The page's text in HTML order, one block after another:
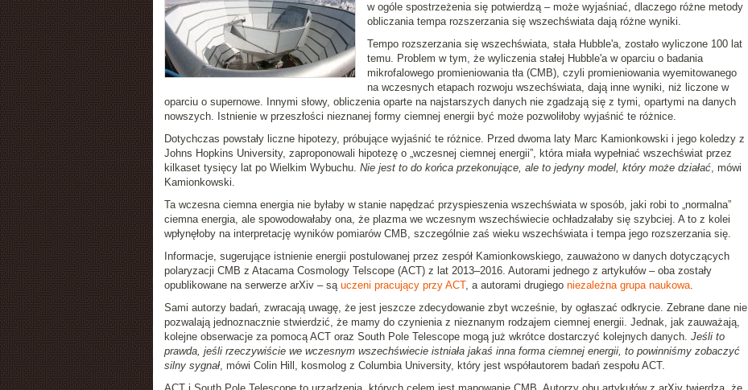
w ogóle spostrzeżenia się potwierdzą – może wyjaśniać, dlaczego różne metody
obliczania tempa rozszerzania się wszechświata dają różne wyniki.
Tempo rozszerzania się wszechświata, stała Hubble'a, zostało wyliczone 100 lat
temu. Problem w tym, że wyliczenia stałej Hubble'a w oparciu o badania
mikrofalowego promieniowania tła (CMB), czyli promieniowania wyemitowanego
na wczesnych etapach rozwoju wszechświata, dają inne wyniki, niż liczone w
oparciu o supernowe. Innymi słowy, obliczenia oparte na najstarszych danych nie zgadzają się z tymi, opartymi na danych
nowszych. Istnienie w przeszłości nieznanej formy ciemnej energii być może pozwoliłoby wyjaśnić te różnice.
Dotychczas powstały liczne hipotezy, próbujące wyjaśnić te różnice. Przed dwoma laty Marc Kamionkowski i jego koledzy z
Johns Hopkins University, zaproponowali hipotezę o „wczesnej ciemnej energii”, która miała wypełniać wszechświat przez
kilkaset tysięcy lat po Wielkim Wybuchu. Nie jest to do końca przekonujące, ale to jedyny model, który może działać, mówi
Kamionkowski.
Ta wczesna ciemna energia nie byłaby w stanie napędzać przyspieszenia wszechświata w sposób, jaki robi to „normalna”
ciemna energia, ale spowodowałaby ona, że plazma we wczesnym wszechświecie ochładzałaby się szybciej. A to z kolei
wpłynęłoby na interpretację wyników pomiarów CMB, szczególnie zaś wieku wszechświata i tempa jego rozszerzania się.
Informacje, sugerujące istnienie energii postulowanej przez zespół Kamionkowskiego, zauważono w danych dotyczących
polaryzacji CMB z Atacama Cosmology Telscope (ACT) z lat 2013–2016. Autorami jednego z artykułów – oba zostały
opublikowane na serwerze arXiv – są uczeni pracujący przy ACT, a autorami drugiego niezależna grupa naukowa.
Sami autorzy badań, zwracają uwagę, że jest jeszcze zdecydowanie zbyt wcześnie, by ogłaszać odkrycie. Zebrane dane nie
pozwalają jednoznacznie stwierdzić, że mamy do czynienia z nieznanym rodzajem ciemnej energii. Jednak, jak zauważają,
kolejne obserwacje za pomocą ACT oraz South Pole Telescope mogą już wkrótce dostarczyć kolejnych danych. Jeśli to
prawda, jeśli rzeczywiście we wczesnym wszechświecie istniała jakaś inna forma ciemnej energii, to powinniśmy zobaczyć
silny sygnał, mówi Colin Hill, kosmolog z Columbia University, który jest współautorem badań zespołu ACT.